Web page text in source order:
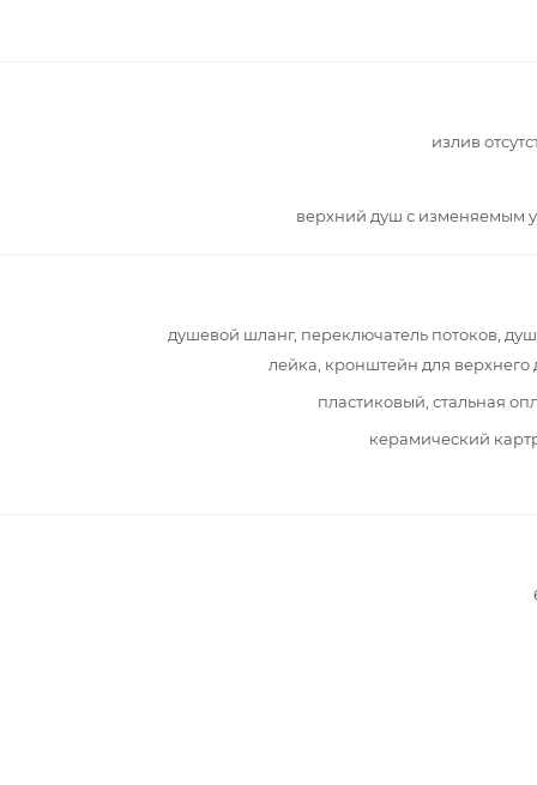
излив
верхний душ с изменяемым
душевой шланг, переключатель потоков,
лейка, кронштейн для верхнего
пластиковый, стальная
керамический